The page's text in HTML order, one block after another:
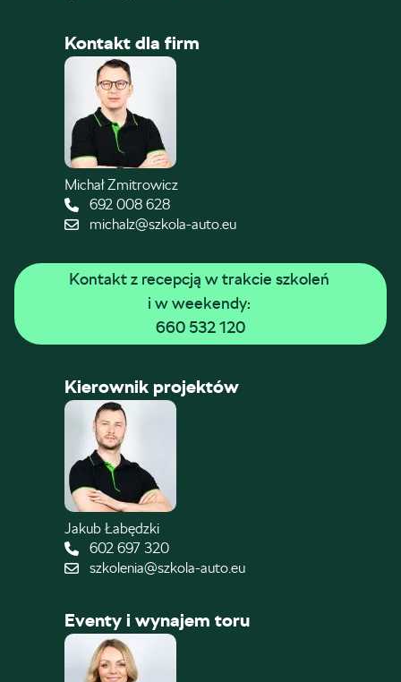
Kontakt dla firm
Michał Zmitrowicz
692 008 628
michalz@szkola-auto.eu
Kontakt z recepcją w trakcie szkoleń
i w weekendy:
660 532 120
Kierownik projektów
Jakub Łabędzki
602 697 320
szkolenia@szkola-auto.eu
Eventy i wynajem toru